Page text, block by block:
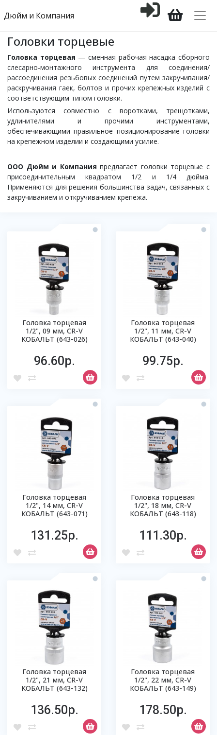
Дюйм и Компания
Головки торцевые
Головка торцевая — сменная рабочая насадка сборного
слесарно-монтажного инструмента для соединения/
рассоединения резьбовых соединений путем закручивания/
раскручивания гаек, болтов и прочих крепежных изделий с
соответствующим типом головки.
Используются совместно с воротками, трещотками,
удлинителями и прочими инструментами,
обеспечивающими правильное позиционирование головки
на крепежном изделии и создающими усилие.
ООО Дюйм и Компания предлагает головки торцевые с
присоединительным квадратом 1/2 и 1/4 дюйма.
Применяются для решения большинства задач, связанных с
закручиванием и откручиванием крепежа.
Головка торцевая
1/2", 09 мм, CR-V
КОБАЛЬТ (643-026)
96.60р.
Головка торцевая
1/2", 11 мм, CR-V
КОБАЛЬТ (643-040)
99.75р.
Головка торцевая
1/2", 14 мм, CR-V
КОБАЛЬТ (643-071)
131.25р.
Головка торцевая
1/2", 18 мм, CR-V
КОБАЛЬТ (643-118)
111.30р.
Головка торцевая
1/2", 21 мм, CR-V
КОБАЛЬТ (643-132)
136.50р.
Головка торцевая
1/2", 22 мм, CR-V
КОБАЛЬТ (643-149)
178.50р.